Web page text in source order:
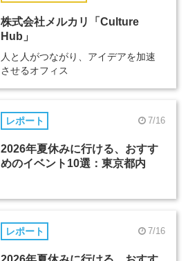
株式会社メルカリ「Culture
Hub」
人と人がつながり、アイデアを加速
させるオフィス
レポート 7/16
2026年夏休みに行ける、おすす
めのイベント10選：東京都内
レポート 7/16